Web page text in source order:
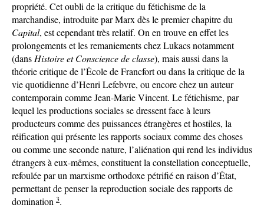
propriété. Cet oubli de la critique du fétichisme de la
marchandise, introduite par Marx dès le premier chapitre du
Capital, est cependant très relatif. On en trouve en effet les
prolongements et les remaniements chez Lukacs notamment
(dans Histoire et Conscience de classe), mais aussi dans la
théorie critique de l’École de Francfort ou dans la critique de la
vie quotidienne d’Henri Lefebvre, ou encore chez un auteur
contemporain comme Jean-Marie Vincent. Le fétichisme, par
lequel les productions sociales se dressent face à leurs
producteurs comme des puissances étrangères et hostiles, la
réification qui présente les rapports sociaux comme des choses
ou comme une seconde nature, l’aliénation qui rend les individus
étrangers à eux-mêmes, constituent la constellation conceptuelle,
refoulée par un marxisme orthodoxe pétrifié en raison d’État,
permettant de penser la reproduction sociale des rapports de
domination 3.